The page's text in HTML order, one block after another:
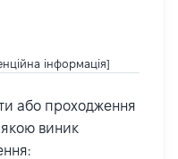
інформація]
або проходження
якою виник